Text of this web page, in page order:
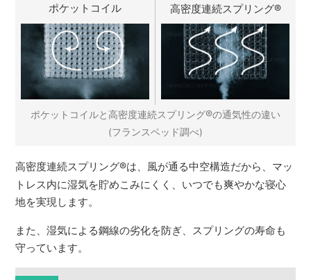
ポケットコイル 高密度連続スプリング®
ポケットコイルと高密度連続スプリング®の通気性の違い
(フランスベッド調べ)
高密度連続スプリング®は、風が通る中空構造だから、マッ
トレス内に湿気を貯めこみにくく、いつでも爽やかな寝心
地を実現します。
また、湿気による鋼線の劣化を防ぎ、スプリングの寿命も
守っています。